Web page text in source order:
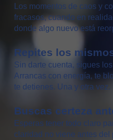
Los momentos de caos y
fracasos, cuando en
donde algo nuevo está
Repites los
Sin darte cuenta, sigues
Arrancas con energía, te
te detienes. Una y otra vez.
Buscas certeza
Esperas tener todo claro
claridad no viene antes del